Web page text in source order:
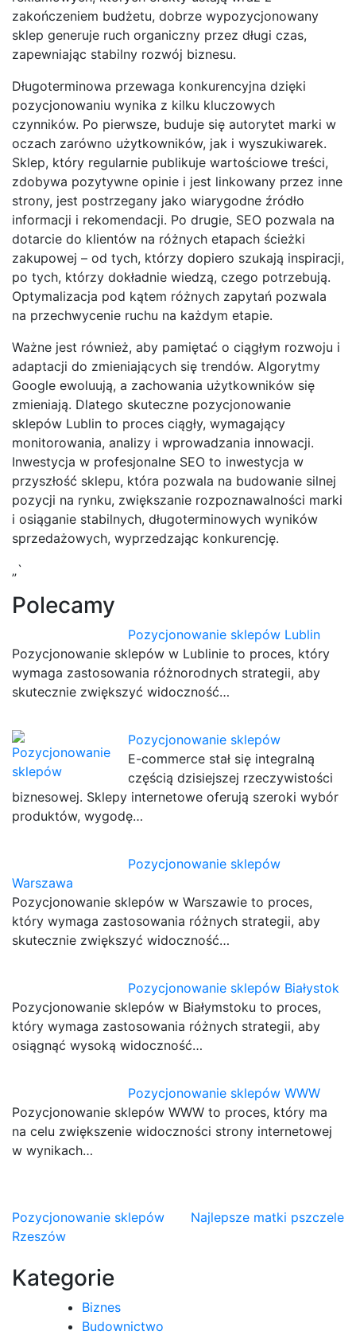
zakończeniem budżetu, dobrze wypozycjonowany
sklep generuje ruch organiczny przez długi czas,
zapewniając stabilny rozwój biznesu.
Długoterminowa przewaga konkurencyjna dzięki
pozycjonowaniu wynika z kilku kluczowych
czynników. Po pierwsze, buduje się autorytet marki w
oczach zarówno użytkowników, jak i wyszukiwarek.
Sklep, który regularnie publikuje wartościowe treści,
zdobywa pozytywne opinie i jest linkowany przez inne
strony, jest postrzegany jako wiarygodne źródło
informacji i rekomendacji. Po drugie, SEO pozwala na
dotarcie do klientów na różnych etapach ścieżki
zakupowej – od tych, którzy dopiero szukają inspiracji,
po tych, którzy dokładnie wiedzą, czego potrzebują.
Optymalizacja pod kątem różnych zapytań pozwala
na przechwycenie ruchu na każdym etapie.
Ważne jest również, aby pamiętać o ciągłym rozwoju i
adaptacji do zmieniających się trendów. Algorytmy
Google ewoluują, a zachowania użytkowników się
zmieniają. Dlatego skuteczne pozycjonowanie
sklepów Lublin to proces ciągły, wymagający
monitorowania, analizy i wprowadzania innowacji.
Inwestycja w profesjonalne SEO to inwestycja w
przyszłość sklepu, która pozwala na budowanie silnej
pozycji na rynku, zwiększanie rozpoznawalności marki
i osiąganie stabilnych, długoterminowych wyników
sprzedażowych, wyprzedzając konkurencję.
„`
Polecamy
Pozycjonowanie sklepów Lublin
Pozycjonowanie sklepów w Lublinie to proces, który
wymaga zastosowania różnorodnych strategii, aby
skutecznie zwiększyć widoczność…
Pozycjonowanie sklepów
E-commerce stał się integralną
częścią dzisiejszej rzeczywistości
biznesowej. Sklepy internetowe oferują szeroki wybór
produktów, wygodę…
Pozycjonowanie sklepów
Warszawa
Pozycjonowanie sklepów w Warszawie to proces,
który wymaga zastosowania różnych strategii, aby
skutecznie zwiększyć widoczność…
Pozycjonowanie sklepów Białystok
Pozycjonowanie sklepów w Białymstoku to proces,
który wymaga zastosowania różnych strategii, aby
osiągnąć wysoką widoczność…
Pozycjonowanie sklepów WWW
Pozycjonowanie sklepów WWW to proces, który ma
na celu zwiększenie widoczności strony internetowej
w wynikach…
Nawigacja
wpisu
Pozycjonowanie sklepów
Rzeszów
Najlepsze matki pszczele
Kategorie
Biznes
Budownictwo